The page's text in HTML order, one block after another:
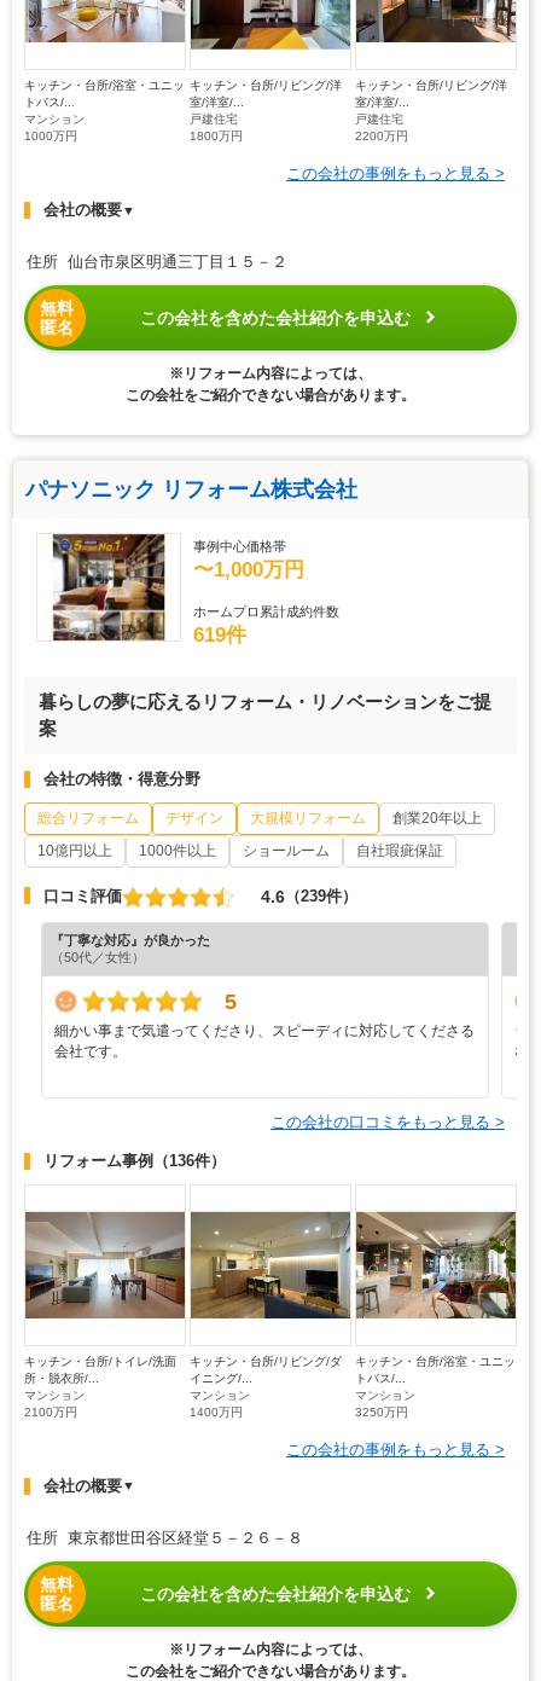
キッチン・台所/浴室・ユニッ
トバス/...
マンション
1000万円
キッチン・台所/リビング/洋
室/洋室/...
戸建住宅
1800万円
キッチン・台所/リビング/洋
室/洋室/...
戸建住宅
2200万円
この会社の事例をもっと見る >
会社の概要▼
住所 仙台市泉区明通三丁目１５－２
無料
匿名
この会社を含めた会社紹介を申込む
※リフォーム内容によっては、
この会社をご紹介できない場合があります。
パナソニック リフォーム株式会社
事例中心価格帯
〜1,000万円
ホームプロ累計成約件数
619件
暮らしの夢に応えるリフォーム・リノベーションをご提
案
会社の特徴・得意分野
総合リフォーム デザイン 大規模リフォーム
創業20年以上
10億円以上
1000件以上 ショールーム 自社瑕疵保証
口コミ評価 4.6 （239件）
『丁寧な対応』が良かった
（50代／女性）
5
細かい事まで気遣ってくださり、スピーディに対応してくださる
会社です。
シ
な
この会社の口コミをもっと見る >
リフォーム事例 （136件）
キッチン・台所/トイレ/洗面
所・脱衣所/...
マンション
2100万円
キッチン・台所/リビング/ダ
イニング/...
マンション
1400万円
キッチン・台所/浴室・ユニッ
トバス/...
マンション
3250万円
この会社の事例をもっと見る >
会社の概要▼
住所 東京都世田谷区経堂５－２６－８
無料
匿名
この会社を含めた会社紹介を申込む
※リフォーム内容によっては、
この会社をご紹介できない場合があります。